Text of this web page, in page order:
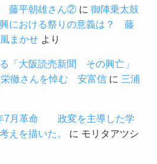
藤平朝雄さん②に 御陣乗太鼓
における祭りの意義は？ 藤
まかせより
「大阪読売新聞 その興亡」
徹さんを悼む 安富信に 三浦
7月革命 政変を主導した学
えを描いた。
に モリタアツシ